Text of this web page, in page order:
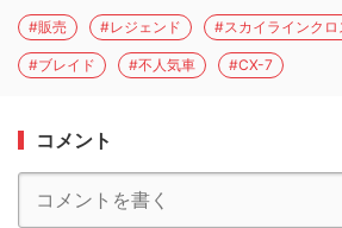
#販売 #レジェンド #スカイラインクロ
#ブレイド #不人気車 #CX-7
コメント